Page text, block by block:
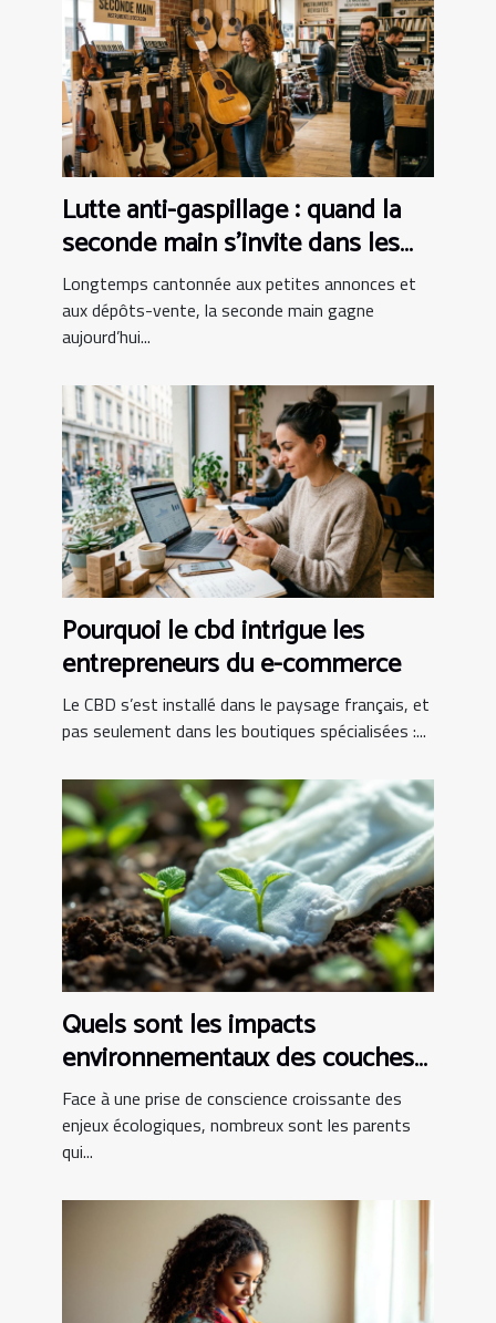
Lutte anti-gaspillage : quand la
seconde main s’invite dans les
boutiques d’instruments
Longtemps cantonnée aux petites annonces et
aux dépôts-vente, la seconde main gagne
aujourd’hui...
Pourquoi le cbd intrigue les
entrepreneurs du e-commerce
Le CBD s’est installé dans le paysage français, et
pas seulement dans les boutiques spécialisées :...
Quels sont les impacts
environnementaux des couches
bio ?
Face à une prise de conscience croissante des
enjeux écologiques, nombreux sont les parents
qui...